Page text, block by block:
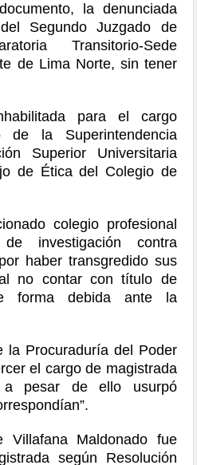
la denunciada
Segundo Juzgado de
Transitorio-Sede
de Lima Norte, sin tener
para el cargo
de la Superintendencia
Superior Universitaria
de Ética del Colegio de
colegio profesional
investigación contra
haber transgredido sus
no contar con título de
forma debida ante la
la Procuraduría del Poder
el cargo de magistrada
pesar de ello usurpó
Villafana Maldonado fue
según Resolución